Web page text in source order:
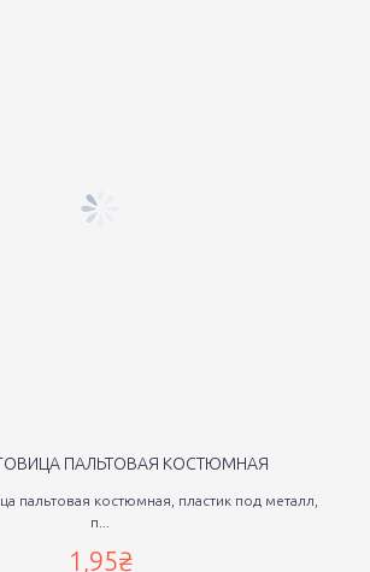
ПАЛЬТОВАЯ КОСТЮМНАЯ
пальтовая костюмная, пластик под металл,
п...
1,95₴